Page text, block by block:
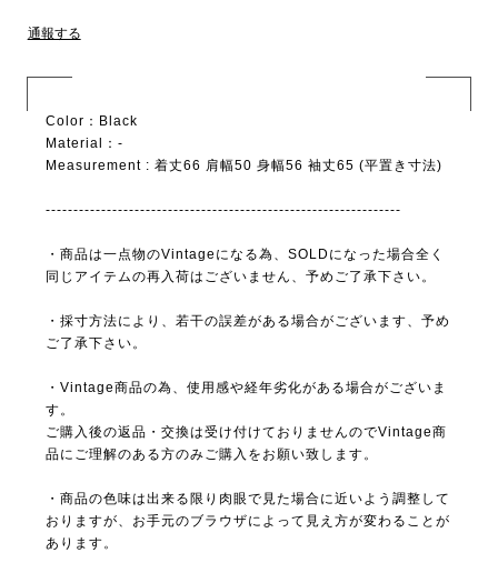
通報する
Color：Black
Material：-
Measurement : 着丈66 肩幅50 身幅56 袖丈65 (平置き寸法)
----------------------------------------------------------------
・商品は一点物のVintageになる為、SOLDになった場合全く
同じアイテムの再入荷はございません、予めご了承下さい。
・採寸方法により、若干の誤差がある場合がございます、予め
ご了承下さい。
・Vintage商品の為、使用感や経年劣化がある場合がございま
す。
ご購入後の返品・交換は受け付けておりませんのでVintage商
品にご理解のある方のみご購入をお願い致します。
・商品の色味は出来る限り肉眼で見た場合に近いよう調整して
おりますが、お手元のブラウザによって見え方が変わることが
あります。